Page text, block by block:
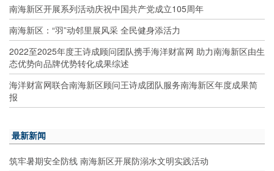
南海新区开展系列活动庆祝中国共产党成立105周年
南海新区：“羽”动邻里展风采 全民健身添活力
2022至2025年度王诗成顾问团队携手海洋财富网 助力南海新区由生
态优势向品牌优势转化成果综述
海洋财富网联合南海新区顾问王诗成团队服务南海新区年度成果简
报
最新新闻
筑牢暑期安全防线 南海新区开展防溺水文明实践活动